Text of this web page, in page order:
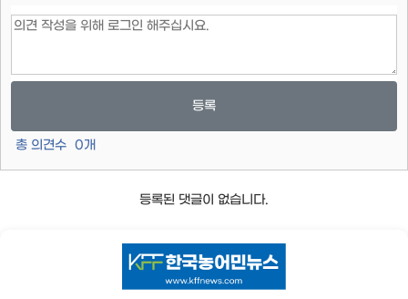
등록
총 의견수 0개
등록된 댓글이 없습니다.